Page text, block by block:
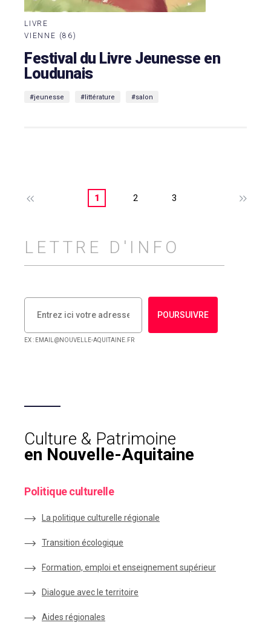
LIVRE
VIENNE (86)
Festival du Livre Jeunesse en
Loudunais
#jeunesse #littérature #salon
1 2 3
LETTRE D'INFO
POURSUIVRE
EX : EMAIL@NOUVELLE-AQUITAINE.FR
Culture & Patrimoine
en Nouvelle-Aquitaine
Politique culturelle
La politique culturelle régionale
Transition écologique
Formation, emploi et enseignement supérieur
Dialogue avec le territoire
Aides régionales